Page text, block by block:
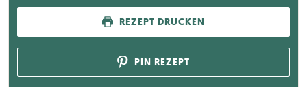
REZEPT DRUCKEN
PIN REZEPT